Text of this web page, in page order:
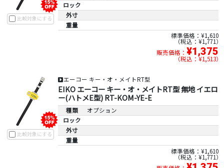
比較対象にする
ロック
外寸
重量
標準価格：¥1,610
税込：¥1,771
販売価格： ¥1,375
税込：¥1,513
比較対象にする
エーコー キー・オ・メイトRT型
EIKO エーコー キー・オ・メイトRT型 無地 イエロ
ー(ハトメE型) RT-KOM-YE-E
種類
オプション
ロック
外寸
重量
標準価格：¥1,610
税込：¥1,771